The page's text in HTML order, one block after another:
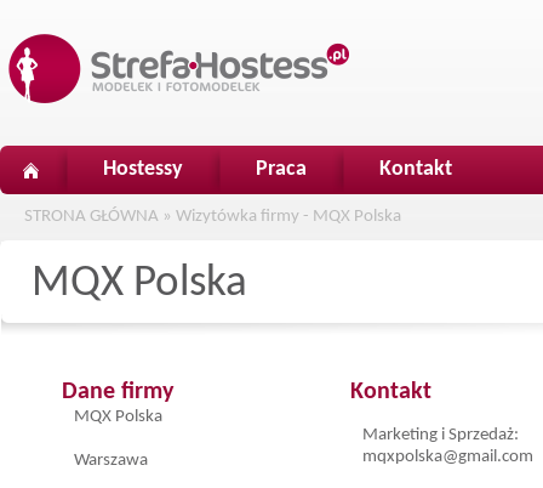
Hostessy Praca Kontakt
STRONA GŁÓWNA » Wizytówka firmy - MQX Polska
MQX Polska
Dane firmy
MQX Polska
Warszawa
Kontakt
Marketing i Sprzedaż:
mqxpolska@gmail.com